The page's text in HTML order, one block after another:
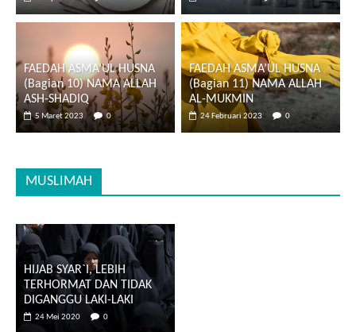
FAEDAH ASMA’UL HUSNA
(Bagian 10) NAMA ALLAH
ASH-SHADIQ
5 Maret 2023 0
FAEDAH ASMA’UL HUSNA
(Bagian 11) NAMA ALLAH
AL-MUKMIN
24 Februari 2023 0
MUSLIMAH
HIJAB SYAR`I, LEBIH
TERHORMAT DAN TIDAK
DIGANGGU LAKI-LAKI
24 Mei 2020 0